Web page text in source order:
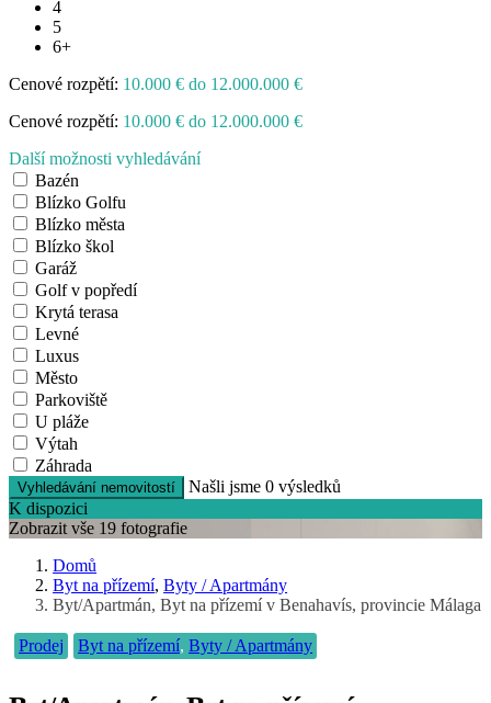
4
5
6+
Cenové rozpětí: 10.000 € do 12.000.000 €
Cenové rozpětí: 10.000 € do 12.000.000 €
Další možnosti vyhledávání
Bazén
Blízko Golfu
Blízko města
Blízko škol
Garáž
Golf v popředí
Krytá terasa
Levné
Luxus
Město
Parkoviště
U pláže
Výtah
Záhrada
Vyhledávání nemovitostí Našli jsme0 výsledků
K dispozici
Zobrazit vše 19 fotografie
Domů
Byt na přízemí,Byty / Apartmány
Byt/Apartmán, Byt na přízemí v Benahavís, provincie Málaga
Prodej Byt na přízemí,Byty / Apartmány